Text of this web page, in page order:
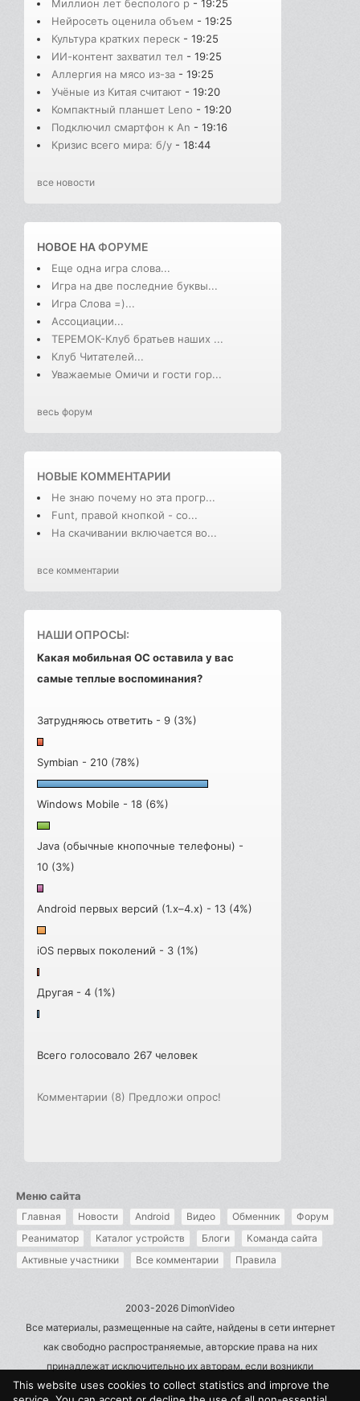
Миллион лет бесполого р - 19:25
Нейросеть оценила объем - 19:25
Культура кратких переск - 19:25
ИИ-контент захватил тел - 19:25
Аллергия на мясо из-за - 19:25
Учёные из Китая считают - 19:20
Компактный планшет Leno - 19:20
Подключил смартфон к An - 19:16
Кризис всего мира: б/у - 18:44
все новости
НОВОЕ НАФОРУМЕ
Еще одна игра слова...
Игра на две последние буквы...
Игра Слова =)...
Ассоциации...
ТЕРЕМОК-Клуб братьев наших ...
Клуб Читателей...
Уважаемые Омичи и гости гор...
весь форум
НОВЫЕ КОММЕНТАРИИ
Не знаю почему но эта прогр...
Funt, правой кнопкой - со...
На скачивании включается во...
все комментарии
НАШИ ОПРОСЫ:
Какая мобильная ОС оставила у вас
самые теплые воспоминания?
Затрудняюсь ответить - 9 (3%)
Symbian - 210 (78%)
Windows Mobile - 18 (6%)
Java (обычные кнопочные телефоны) -
10 (3%)
Android первых версий (1.x–4.x) - 13 (4%)
iOS первых поколений - 3 (1%)
Другая - 4 (1%)
Всего голосовало 267 человек
Комментарии (8) Предложи опрос!
Меню сайта
Главная Новости Android Видео Обменник
Форум
Реаниматор
Каталог устройств Блоги
Команда сайта
Активные участники
Все комментарии Правила
2003-2026 DimonVideo
Все материалы, размещенные на сайте, найдены в сети интернет
как свободно распространяемые, авторские права на них
принадлежат исключительно их авторам, если возникли
претензии - пишите на admin@dimonvideo.ru
This website uses cookies to collect statistics and improve the